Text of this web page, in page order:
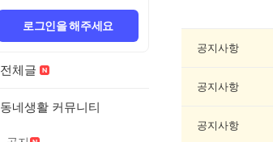
로그인을 해주세요
전체글
동네생활 커뮤니티
면
공지사항
공지사항
공지사항